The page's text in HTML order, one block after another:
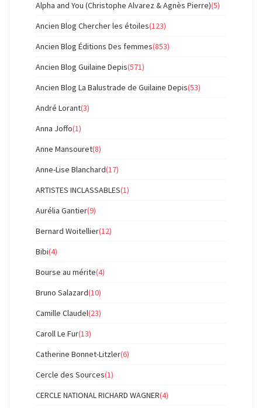
Alpha and You (Christophe Alvarez & Agnès Pierre)(5)
Ancien Blog Chercher les étoiles(123)
Ancien Blog Éditions Des femmes(853)
Ancien Blog Guilaine Depis(571)
Ancien Blog La Balustrade de Guilaine Depis(53)
André Lorant(3)
Anna Joffo(1)
Anne Mansouret(8)
Anne-Lise Blanchard(17)
ARTISTES INCLASSABLES(1)
Aurélia Gantier(9)
Bernard Woitellier(12)
Bibi(4)
Bourse au mérite(4)
Bruno Salazard(10)
Camille Claudel(23)
Caroll Le Fur(13)
Catherine Bonnet-Litzler(6)
Cercle des Sources(1)
CERCLE NATIONAL RICHARD WAGNER(4)